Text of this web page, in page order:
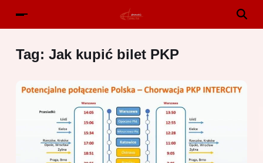
Tag: Jak kupić bilet PKP